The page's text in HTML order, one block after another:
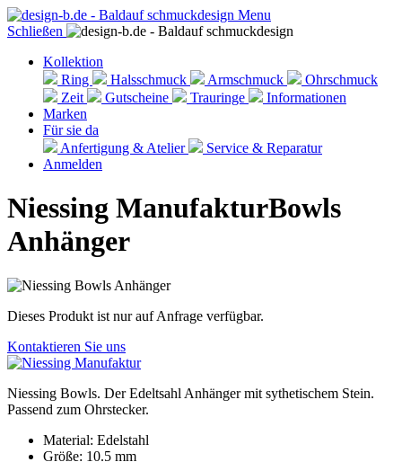
Menu
Schließen
Kollektion
Ring
Halsschmuck Armschmuck
Ohrschmuck
Zeit
Gutscheine Trauringe
Informationen
Marken
Für sie da
Anfertigung & Atelier
Service & Reparatur
Anmelden
Niessing ManufakturBowls
Anhänger
Dieses Produkt ist nur auf Anfrage verfügbar.
Kontaktieren Sie uns
Niessing Bowls. Der Edeltsahl Anhänger mit sythetischem Stein.
Passend zum Ohrstecker.
Material: Edelstahl
Größe: 10.5 mm